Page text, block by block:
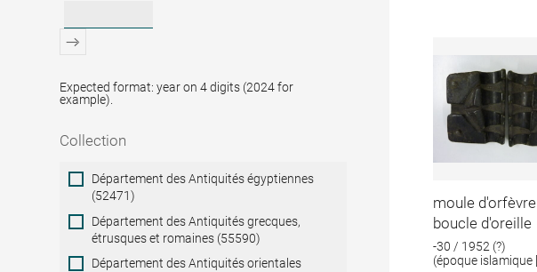
Expected format: year on 4 digits (2024 for
example).
Collection
Collection
Département des Antiquités égyptiennes
(52471)
Département des Antiquités grecques,
étrusques et romaines (55590)
Département des Antiquités orientales
moule d'orfèvre
boucle d'oreille
-30 / 1952 (?)
(époque islamique